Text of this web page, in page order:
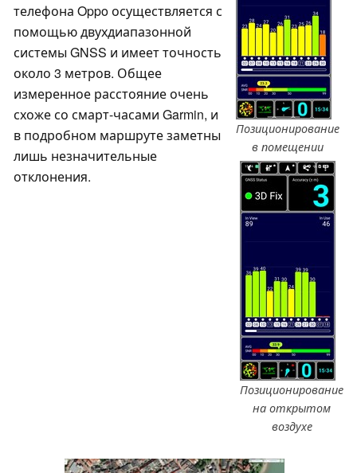
Позиционирование
в помещении
Позиционирование
на открытом
воздухе
телефона Oppo осуществляется с
помощью двухдиапазонной
системы GNSS и имеет точность
около 3 метров. Общее
измеренное расстояние очень
схоже со смарт-часами Garmin, и
в подробном маршруте заметны
лишь незначительные
отклонения.